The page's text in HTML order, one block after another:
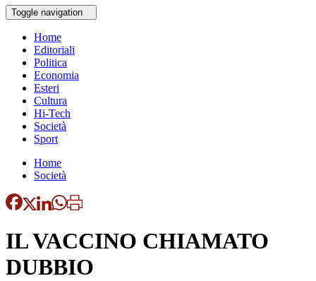
Toggle navigation
Home
Editoriali
Politica
Economia
Esteri
Cultura
Hi-Tech
Società
Sport
Home
Società
IL VACCINO CHIAMATO
DUBBIO